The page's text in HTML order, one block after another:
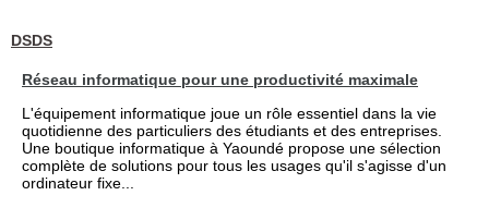
DSDS
Réseau informatique pour une productivité maximale
L'équipement informatique joue un rôle essentiel dans la vie
quotidienne des particuliers des étudiants et des entreprises.
Une boutique informatique à Yaoundé propose une sélection
complète de solutions pour tous les usages qu'il s'agisse d'un
ordinateur fixe...